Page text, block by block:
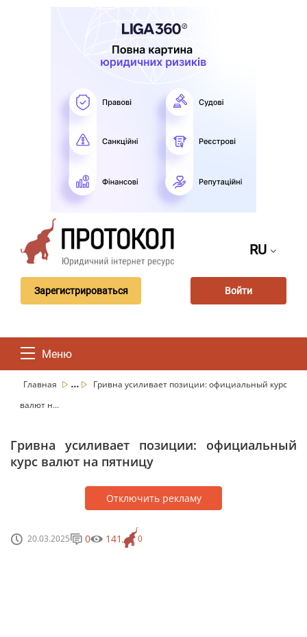
RU
Зарегистрироваться Войти
Меню
Главная ...
Гривна усиливает позиции: официальный курс
валют н...
Гривна усиливает позиции: официальный
курс валют на пятницу
Отключить рекламу
20.03.2025 0
0 141